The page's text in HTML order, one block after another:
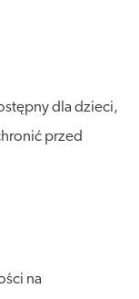
dla dzieci,
przed
na